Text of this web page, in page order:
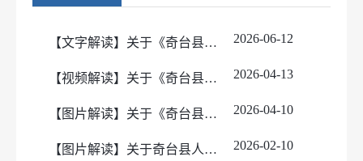
依据条件和程序
办件公示(线上)
行政处罚、强制清单及办理公示
依据条件和程序
处罚/强制/结果公示（线下）
基层政务公开目录
涉企收费
【文字解读】关于《奇台县人民政府办公室关于印发奇台县地震应急预案的通知》的政策解读 2026-06-12
【视频解读】关于《奇台县农田残膜治理十条措施》的政策解读 2026-04-13
【图片解读】关于《奇台县高标准农田建设项目资产移交及建后管护实施细则（暂行）》的政策解读 2026-04-10
【图片解读】关于奇台县人民政府2025年政府信息公开工作年度报告的解读 2026-02-10